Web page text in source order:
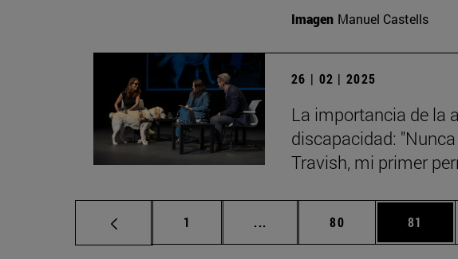
Imagen Manuel Castells
26 | 02 | 2025
La importancia de la
discapacidad:
Travish, mi primer
Página
1 ... Páginas intermedias Use TAB
Página
80 Página
81